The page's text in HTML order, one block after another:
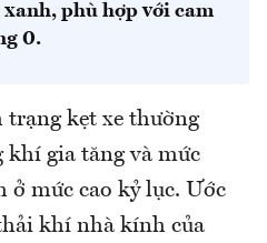
phù hợp với cam
0.
kẹt xe thường
khí gia tăng và mức
mức cao kỷ lục. Ước
khí nhà kính của